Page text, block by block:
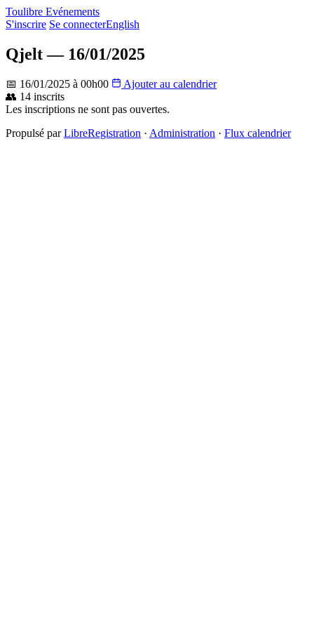
Toulibre Evénements
S'inscrire Se connecterEnglish
Qjelt — 16/01/2025
📅 16/01/2025 à 00h00
Ajouter au calendrier
👥 14 inscrits
Les inscriptions ne sont pas ouvertes.
Propulsé parLibreRegistration · Administration · Flux calendrier